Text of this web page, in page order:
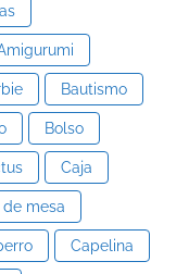
Bautismo
Bolso
Caja
mesa
Capelina